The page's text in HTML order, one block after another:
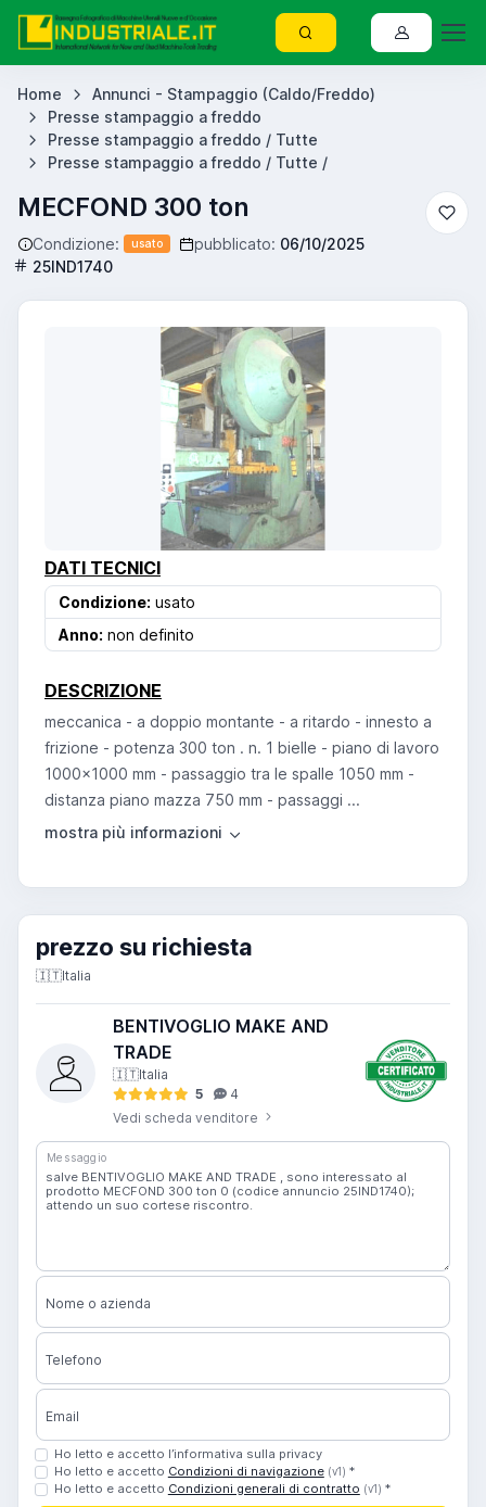
Home
Annunci - Stampaggio (Caldo/Freddo)
Presse stampaggio a freddo
Presse stampaggio a freddo / Tutte
Presse stampaggio a freddo / Tutte /
MECFOND 300 ton
Condizione: usato pubblicato: 06/10/2025
25IND1740
DATI TECNICI
Condizione: usato
Anno: non definito
DESCRIZIONE
meccanica - a doppio montante - a ritardo - innesto a
frizione - potenza 300 ton . n. 1 bielle - piano di lavoro
1000x1000 mm - passaggio tra le spalle 1050 mm -
distanza piano mazza 750 mm - passaggi ...
prezzo su richiesta
🇮🇹Italia
BENTIVOGLIO MAKE AND
TRADE
🇮🇹Italia
5
4
Vedi scheda venditore
Messaggio
Nome o azienda
Telefono
Email
Ho letto e accetto l’informativa sulla privacy
Ho letto e accetto Condizioni di navigazione (v1) *
Ho letto e accetto Condizioni generali di contratto (v1) *